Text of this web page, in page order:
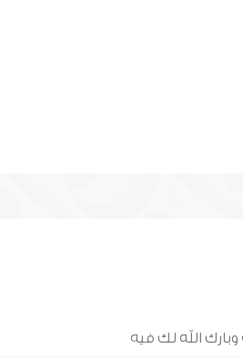
الله لك فيه